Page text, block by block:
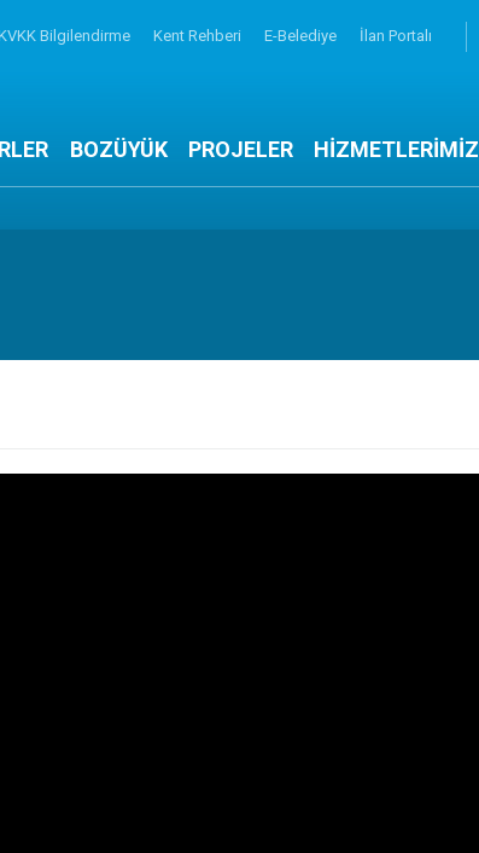
Bilgilendirme Kent Rehberi E-Belediye İlan Portalı
BOZÜYÜK PROJELER HİZMETLERİMİZ